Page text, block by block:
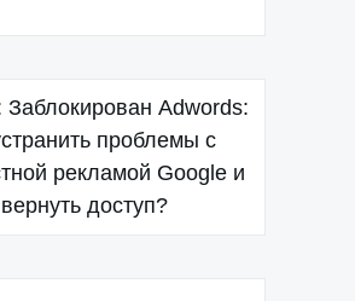
Заблокирован Adwords:
проблемы с
рекламой Google и
вернуть доступ?